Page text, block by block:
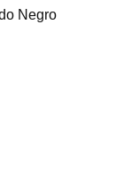
Negro